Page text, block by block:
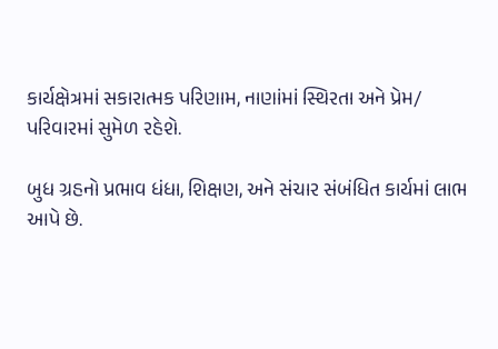
કાર્યક્ષેત્રમાં સકારાત્મક પરિણામ, નાણાંમાં સ્થિરતા અને પ્રેમ/
પરિવારમાં સુમેળ રહેશે.
બુધ ગ્રહનો પ્રભાવ ધંધા, શિક્ષણ, અને સંચાર સંબંધિત કાર્યમાં લાભ
આપે છે.